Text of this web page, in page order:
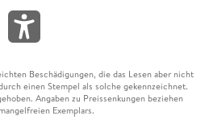
Beschädigungen, die das Lesen aber nicht
einen Stempel als solche gekennzeichnet.
Angaben zu Preissenkungen beziehen
Exemplars.